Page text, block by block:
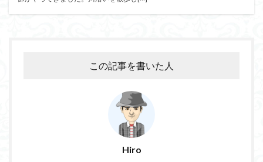
この記事を書いた人
Hiro